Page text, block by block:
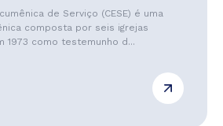
de Serviço (CESE) é uma
composta por seis igrejas
1973 como testemunho d...